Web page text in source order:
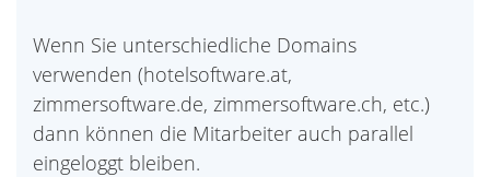
Wenn Sie unterschiedliche Domains
verwenden (hotelsoftware.at,
zimmersoftware.de, zimmersoftware.ch, etc.)
dann können die Mitarbeiter auch parallel
eingeloggt bleiben.